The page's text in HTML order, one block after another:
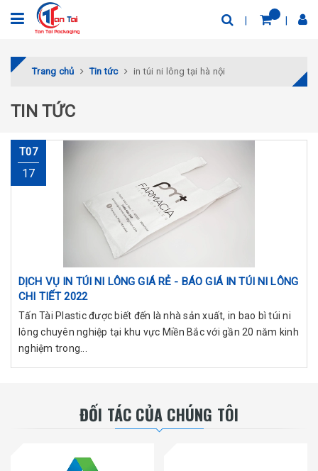
Trang chủ Tin tức in túi ni lông tại hà nội
TIN TỨC
T07
17
DỊCH VỤ IN TÚI NI LÔNG GIÁ RẺ - BÁO GIÁ IN TÚI NI LÔNG
CHI TIẾT 2022
Tấn Tài Plastic được biết đến là nhà sản xuất, in bao bì túi ni
lông chuyên nghiệp tại khu vực Miền Bắc với gần 20 năm kinh
nghiệm trong...
ĐỐI TÁC CỦA CHÚNG TÔI